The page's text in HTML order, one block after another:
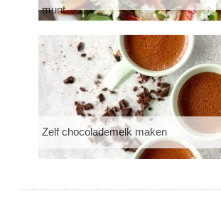
munt
Zelf chocolademelk maken